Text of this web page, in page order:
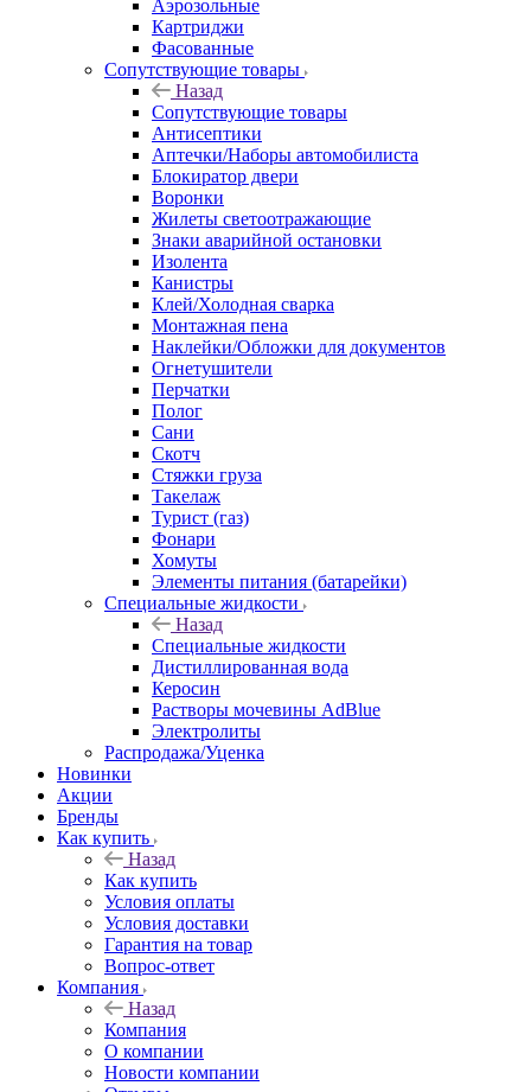
Аэрозольные
Картриджи
Фасованные
Сопутствующие товары
Назад
Сопутствующие товары
Антисептики
Аптечки/Наборы автомобилиста
Блокиратор двери
Воронки
Жилеты светоотражающие
Знаки аварийной остановки
Изолента
Канистры
Клей/Холодная сварка
Монтажная пена
Наклейки/Обложки для документов
Огнетушители
Перчатки
Полог
Сани
Скотч
Стяжки груза
Такелаж
Турист (газ)
Фонари
Хомуты
Элементы питания (батарейки)
Специальные жидкости
Назад
Специальные жидкости
Дистиллированная вода
Керосин
Растворы мочевины AdBlue
Электролиты
Распродажа/Уценка
Новинки
Акции
Бренды
Как купить
Назад
Как купить
Условия оплаты
Условия доставки
Гарантия на товар
Вопрос-ответ
Компания
Назад
Компания
О компании
Новости компании